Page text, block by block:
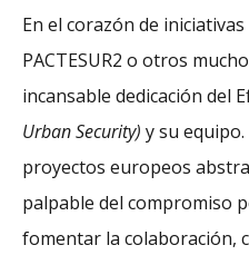
En el corazón de iniciativas
PACTESUR2 o otros
incansable dedicación del
Urban Security) y su
proyectos europeos
palpable del compromiso
fomentar la colaboración,